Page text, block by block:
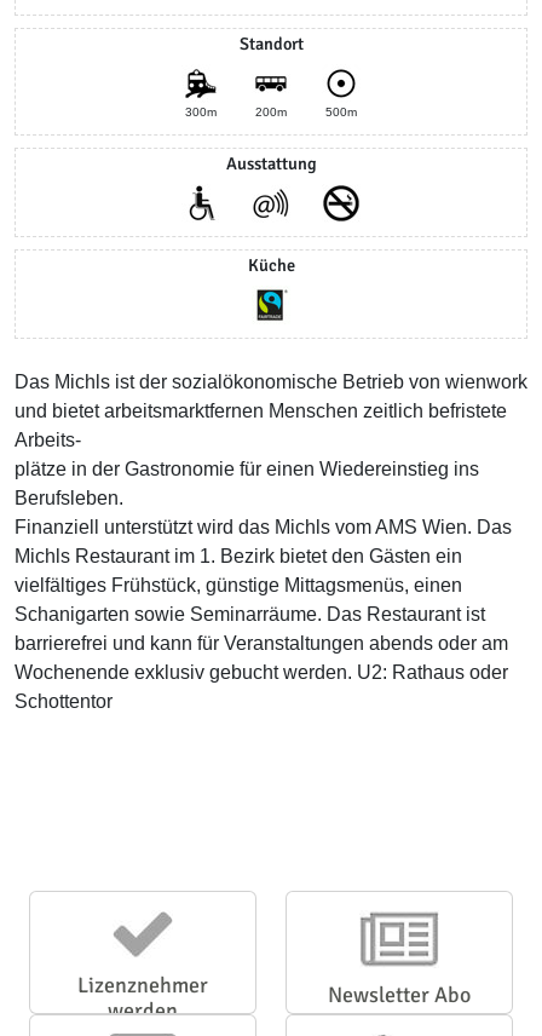
Standort
300m 200m 500m
Ausstattung
Küche
Das Michls ist der sozialökonomische Betrieb von wienwork
und bietet arbeitsmarktfernen Menschen zeitlich befristete
Arbeits-
plätze in der Gastronomie für einen Wiedereinstieg ins
Berufsleben.
Finanziell unterstützt wird das Michls vom AMS Wien. Das
Michls Restaurant im 1. Bezirk bietet den Gästen ein
vielfältiges Frühstück, günstige Mittagsmenüs, einen
Schanigarten sowie Seminarräume. Das Restaurant ist
barrierefrei und kann für Veranstaltungen abends oder am
Wochenende exklusiv gebucht werden. U2: Rathaus oder
Schottentor
Lizenznehmer
werden
Newsletter Abo